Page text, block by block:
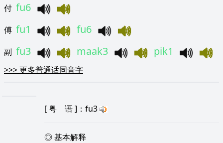
付 fu6
傅 fu1 fu6
副 fu3 maak3 pik1
>>>更多普通话同音字
[粤 语]：fu3
◎ 基本解释